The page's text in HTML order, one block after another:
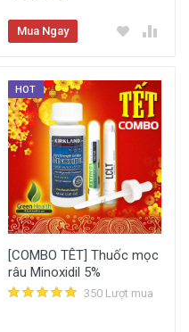
Mua Ngay
HOT
[COMBO TÊT] Thuốc mọc
râu Minoxidil 5%
350 Lượt mua